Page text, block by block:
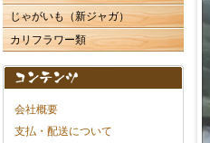
じゃがいも（新ジャガ）
カリフラワー類
会社概要
支払・配送について